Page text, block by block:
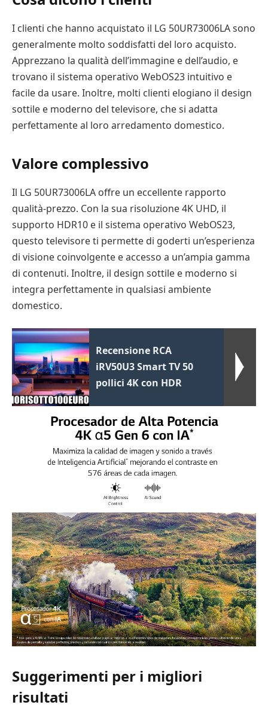
I clienti che hanno acquistato il LG 50UR73006LA sono
generalmente molto soddisfatti del loro acquisto.
Apprezzano la qualità dell’immagine e dell’audio, e
trovano il sistema operativo WebOS23 intuitivo e
facile da usare. Inoltre, molti clienti elogiano il design
sottile e moderno del televisore, che si adatta
perfettamente al loro arredamento domestico.
Valore complessivo
Il LG 50UR73006LA offre un eccellente rapporto
qualità-prezzo. Con la sua risoluzione 4K UHD, il
supporto HDR10 e il sistema operativo WebOS23,
questo televisore ti permette di goderti un’esperienza
di visione coinvolgente e accesso a un’ampia gamma
di contenuti. Inoltre, il design sottile e moderno si
integra perfettamente in qualsiasi ambiente
domestico.
Recensione RCA
iRV50U3 Smart TV 50
pollici 4K con HDR
Suggerimenti per i migliori
risultati